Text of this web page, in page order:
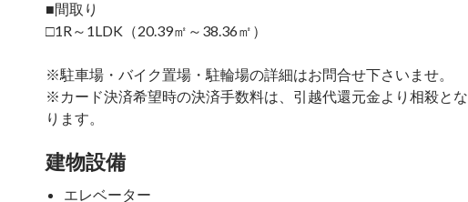
■間取り
□1R～1LDK（20.39㎡～38.36㎡）
※駐車場・バイク置場・駐輪場の詳細はお問合せ下さいませ。
※カード決済希望時の決済手数料は、引越代還元金より相殺とな
ります。
建物設備
エレベーター